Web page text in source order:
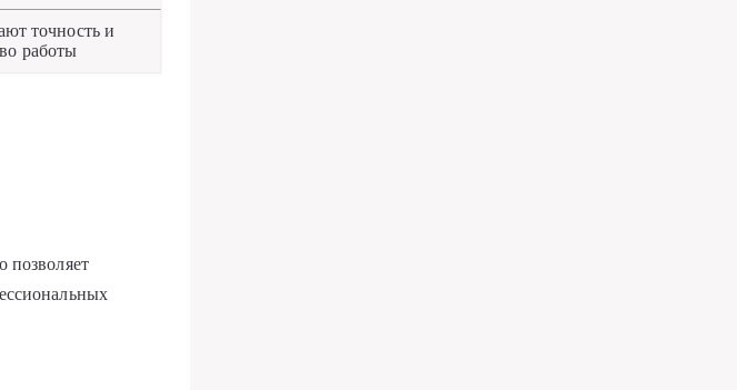
точность и
работы
позволяет